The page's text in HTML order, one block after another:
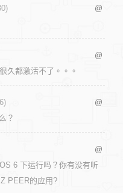
@
@
久都激活不了。。。
@
？
@
6 下运行吗？你有没有听
PEER的应用?